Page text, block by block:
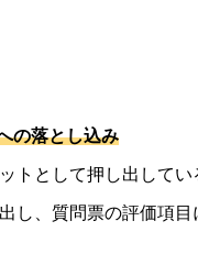
の落とし込み
トとして押し出して
し、質問票の評価項目